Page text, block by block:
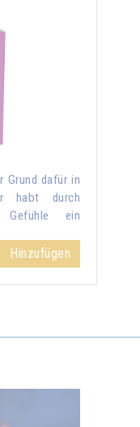
Grund dafür in
habt durch
Gefühle ein
Hinzufügen